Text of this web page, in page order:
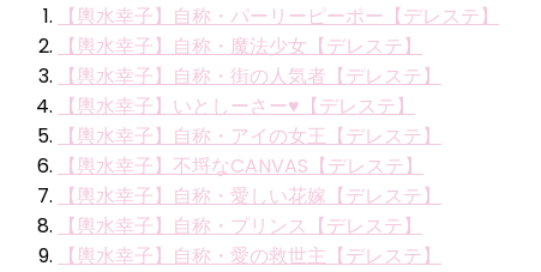
【輿水幸子】自称・パーリーピーポー【デレステ】
【輿水幸子】自称・魔法少女【デレステ】
【輿水幸子】自称・街の人気者【デレステ】
【輿水幸子】いとしーさー♥【デレステ】
【輿水幸子】自称・アイの女王【デレステ】
【輿水幸子】不埒なCANVAS【デレステ】
【輿水幸子】自称・愛しい花嫁【デレステ】
【輿水幸子】自称・プリンス【デレステ】
【輿水幸子】自称・愛の救世主【デレステ】